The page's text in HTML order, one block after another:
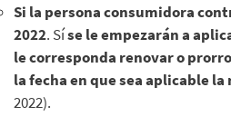
Si la persona consumidora
2022. Síse le empezarán a
le corresponda renovar o
lafecha en que sea aplicable la
2022).